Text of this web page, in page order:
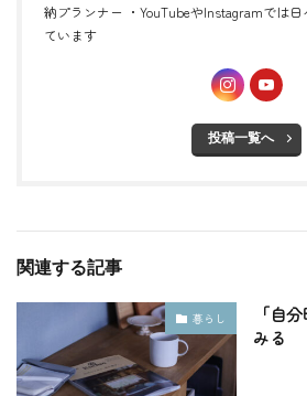
納プランナー ・YouTubeやInstagramでは
ています
投稿一覧へ
関連する記事
暮らし
「自
みる